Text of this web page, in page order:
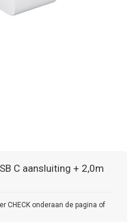
C aansluiting + 2,0m
CHECK onderaan de pagina of